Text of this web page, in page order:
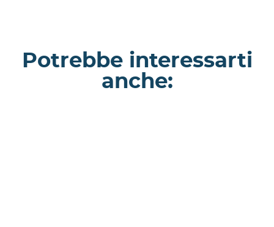
Potrebbe interessarti
anche: